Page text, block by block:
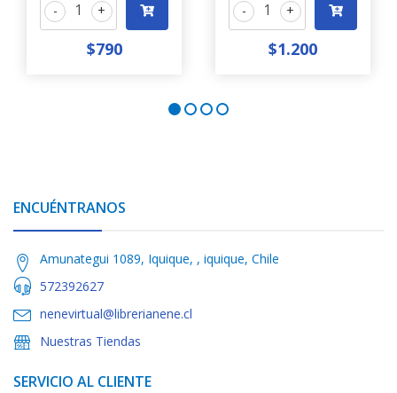
+
-
$790
+
-
$1.200
ENCUÉNTRANOS
Amunategui 1089, Iquique, , iquique, Chile
572392627
nenevirtual@librerianene.cl
Nuestras Tiendas
SERVICIO AL CLIENTE